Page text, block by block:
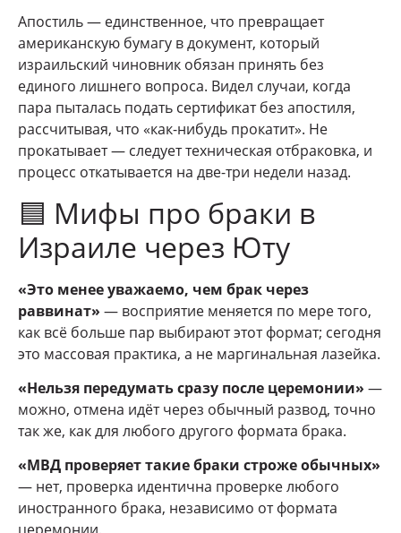
Апостиль — единственное, что превращает
американскую бумагу в документ, который
израильский чиновник обязан принять без
единого лишнего вопроса. Видел случаи, когда
пара пыталась подать сертификат без апостиля,
рассчитывая, что «как-нибудь прокатит». Не
прокатывает — следует техническая отбраковка, и
процесс откатывается на две-три недели назад.
🟦 Мифы про браки в
Израиле через Юту
«Это менее уважаемо, чем брак через
раввинат» — восприятие меняется по мере того,
как всё больше пар выбирают этот формат; сегодня
это массовая практика, а не маргинальная лазейка.
«Нельзя передумать сразу после церемонии» —
можно, отмена идёт через обычный развод, точно
так же, как для любого другого формата брака.
«МВД проверяет такие браки строже обычных»
— нет, проверка идентична проверке любого
иностранного брака, независимо от формата